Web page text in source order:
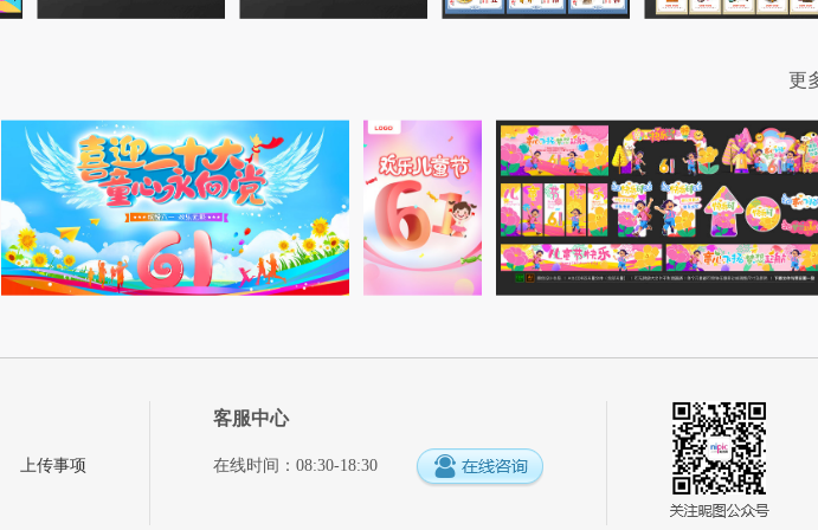
更
上传事项
客服中心
在线时间：08:30-18:30